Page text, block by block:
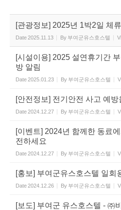
[관광정보] 2025년 1박2일 체
Date2025.11.13 By 부여군유스호스텔
[시설이용] 2025 설연휴기간
방 알림
Date2025.01.23 By 부여군유스호스텔
[안전정보] 전기안전 사고 예
Date2024.12.27 By 부여군유스호스텔
[이벤트] 2024년 함께한 동료
전하세요
Date2024.12.27 By 부여군유스호스텔
[홍보] 부여군유스호스텔 일회
Date2024.12.26 By 부여군유스호스텔
[보도] 부여군 유스호스텔 - ㈜